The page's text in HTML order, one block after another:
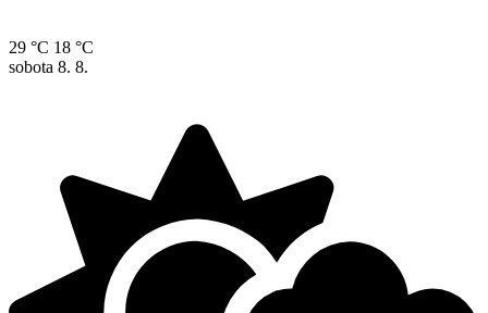
29 °C 18 °C
sobota 8. 8.